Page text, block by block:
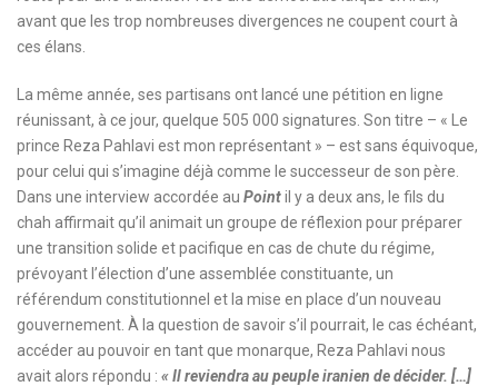
avant que les trop nombreuses divergences ne coupent court à
ces élans.
La même année, ses partisans ont lancé une pétition en ligne
réunissant, à ce jour, quelque 505 000 signatures. Son titre – « Le
prince Reza Pahlavi est mon représentant » – est sans équivoque,
pour celui qui s’imagine déjà comme le successeur de son père.
Dans une interview accordée au Pointil y a deux ans, le fils du
chah affirmait qu’il animait un groupe de réflexion pour préparer
une transition solide et pacifique en cas de chute du régime,
prévoyant l’élection d’une assemblée constituante, un
référendum constitutionnel et la mise en place d’un nouveau
gouvernement. À la question de savoir s’il pourrait, le cas échéant,
accéder au pouvoir en tant que monarque, Reza Pahlavi nous
avait alors répondu : « Il reviendra au peuple iranien de décider. […]